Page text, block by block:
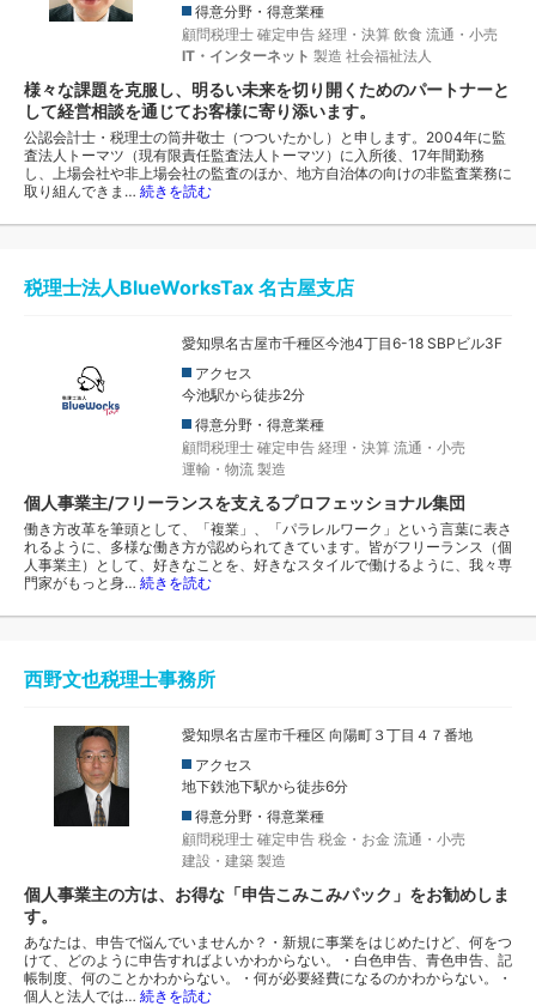
得意分野・得意業種
顧問税理士 確定申告 経理・決算 飲食 流通・小売
IT・インターネット 製造 社会福祉法人
様々な課題を克服し、明るい未来を切り開くためのパートナーと
して経営相談を通じてお客様に寄り添います。
公認会計士・税理士の筒井敬士（つついたかし）と申します。2004年に監
査法人トーマツ（現有限責任監査法人トーマツ）に入所後、17年間勤務
し、上場会社や非上場会社の監査のほか、地方自治体の向けの非監査業務に
取り組んできま… 続きを読む
税理士法人BlueWorksTax 名古屋支店
愛知県名古屋市千種区今池4丁目6-18 SBPビル3F
アクセス
今池駅から徒歩2分
得意分野・得意業種
顧問税理士 確定申告 経理・決算 流通・小売
運輸・物流 製造
個人事業主/フリーランスを支えるプロフェッショナル集団
働き方改革を筆頭として、「複業」、「パラレルワーク」という言葉に表さ
れるように、多様な働き方が認められてきています。皆がフリーランス（個
人事業主）として、好きなことを、好きなスタイルで働けるように、我々専
門家がもっと身… 続きを読む
西野文也税理士事務所
愛知県名古屋市千種区 向陽町３丁目４７番地
アクセス
地下鉄池下駅から徒歩6分
得意分野・得意業種
顧問税理士 確定申告 税金・お金 流通・小売
建設・建築 製造
個人事業主の方は、お得な「申告こみこみパック」をお勧めしま
す。
あなたは、申告で悩んでいませんか？・新規に事業をはじめたけど、何をつ
けて、どのように申告すればよいかわからない。・白色申告、青色申告、記
帳制度、何のことかわからない。・何が必要経費になるのかわからない。・
個人と法人では… 続きを読む